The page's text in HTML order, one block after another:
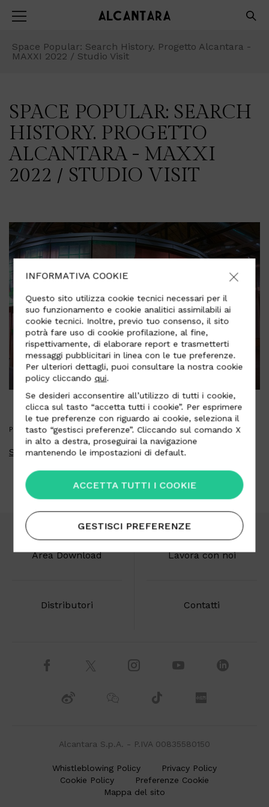
Space Popular: Search History. Progetto Alcantara -
MAXXI 2022 / Studio Visit
SPACE POPULAR: SEARCH
HISTORY. PROGETTO
ALCANTARA - MAXXI
2022 / STUDIO VISIT
PRESS KIT
Scarica press kit
Area Download Lavora con noi
Distributori Contatti
Alcantara S.p.A. - P.IVA 00835580150
Whistleblowing Policy
Privacy Policy
Cookie Policy
Preferenze Cookie
Mappa del sito
INFORMATIVA COOKIE
Questo sito utilizza cookie tecnici necessari per il
suo funzionamento e cookie analitici assimilabili ai
cookie tecnici. Inoltre, previo tuo consenso, il sito
potrà fare uso di cookie profilazione, al fine,
rispettivamente, di elaborare report e trasmetterti
messaggi pubblicitari in linea con le tue preferenze.
Per ulteriori dettagli, puoi consultare la nostra cookie
policy cliccando qui.
Se desideri acconsentire all’utilizzo di tutti i cookie,
clicca sul tasto “accetta tutti i cookie”. Per esprimere
le tue preferenze con riguardo ai cookie, seleziona il
tasto “gestisci preferenze”. Cliccando sul comando X
in alto a destra, proseguirai la navigazione
mantenendo le impostazioni di default.
ACCETTA TUTTI I COOKIE
GESTISCI PREFERENZE